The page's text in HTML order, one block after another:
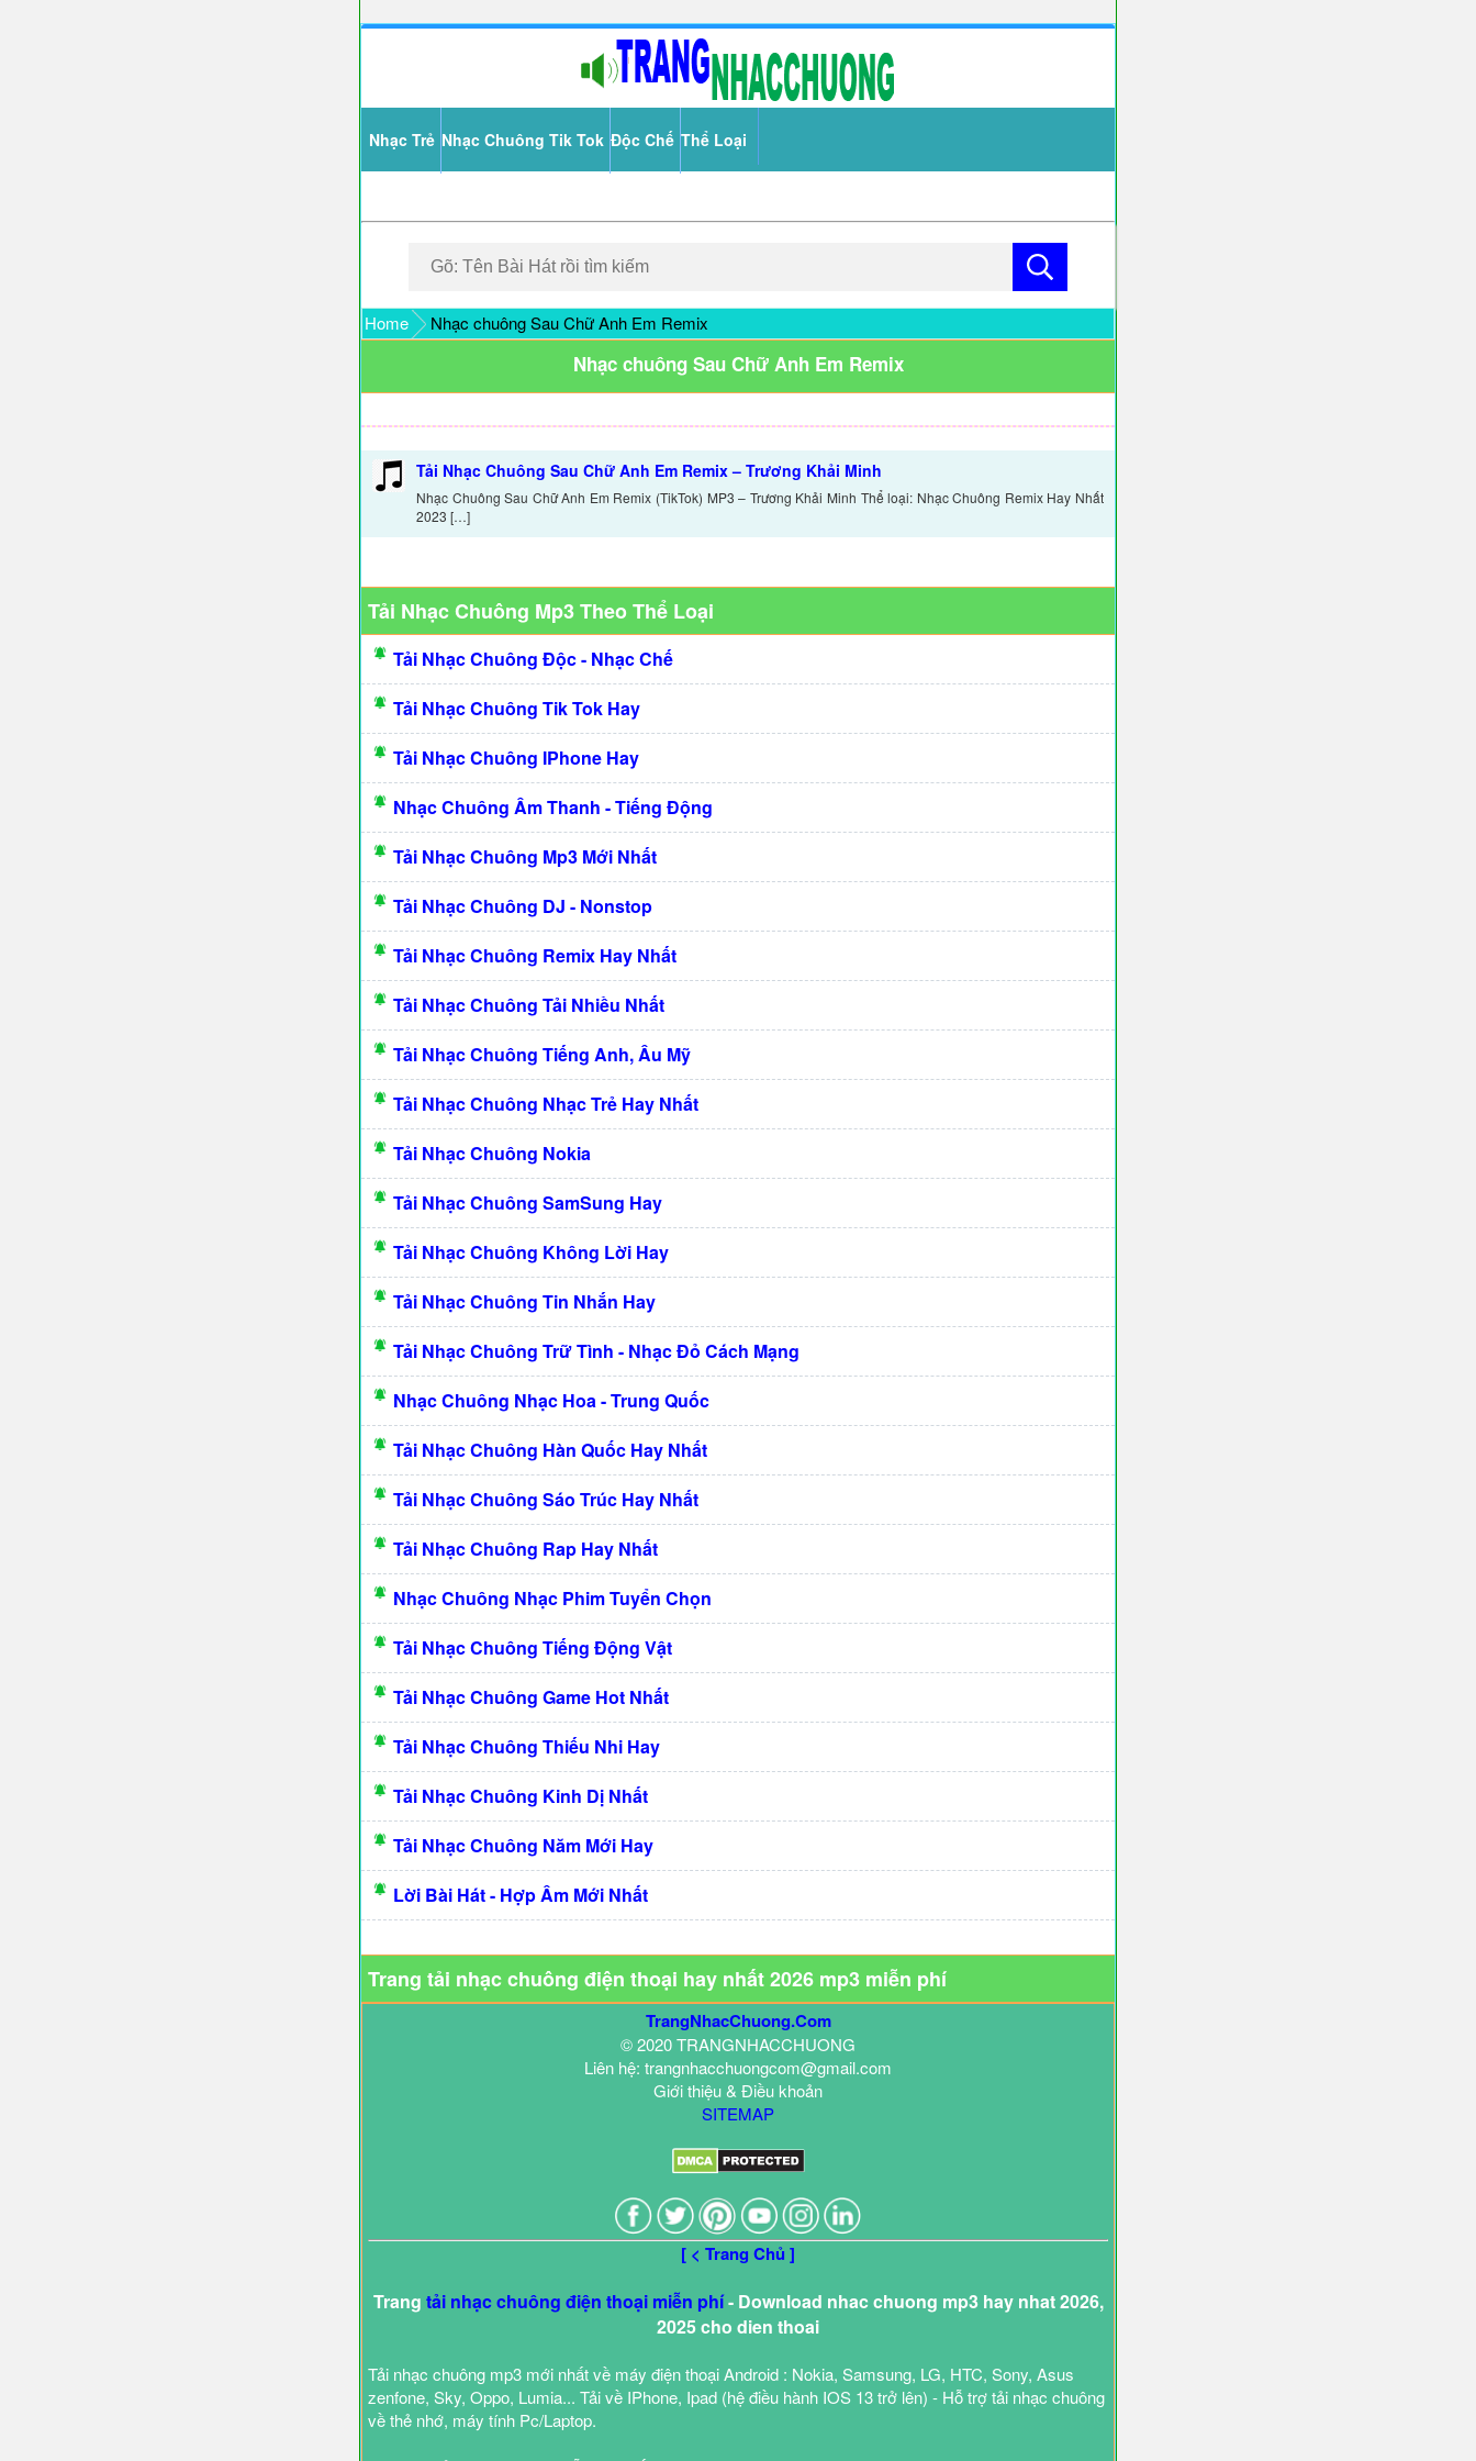
Nhạc Trẻ Nhạc Chuông Tik Tok Độc Chế Thể Loại
Home Nhạc chuông Sau Chữ Anh Em Remix
Nhạc chuông Sau Chữ Anh Em Remix
Tải Nhạc Chuông Sau Chữ Anh Em Remix – Trương Khải Minh
Nhạc Chuông Sau Chữ Anh Em Remix (TikTok) MP3 – Trương Khải Minh Thể loại: Nhạc Chuông Remix Hay Nhất
2023 […]
Tải Nhạc Chuông Mp3 Theo Thể Loại
Tải Nhạc Chuông Độc - Nhạc Chế
Tải Nhạc Chuông Tik Tok Hay
Tải Nhạc Chuông IPhone Hay
Nhạc Chuông Âm Thanh - Tiếng Động
Tải Nhạc Chuông Mp3 Mới Nhất
Tải Nhạc Chuông DJ - Nonstop
Tải Nhạc Chuông Remix Hay Nhất
Tải Nhạc Chuông Tải Nhiều Nhất
Tải Nhạc Chuông Tiếng Anh, Âu Mỹ
Tải Nhạc Chuông Nhạc Trẻ Hay Nhất
Tải Nhạc Chuông Nokia
Tải Nhạc Chuông SamSung Hay
Tải Nhạc Chuông Không Lời Hay
Tải Nhạc Chuông Tin Nhắn Hay
Tải Nhạc Chuông Trữ Tình - Nhạc Đỏ Cách Mạng
Nhạc Chuông Nhạc Hoa - Trung Quốc
Tải Nhạc Chuông Hàn Quốc Hay Nhất
Tải Nhạc Chuông Sáo Trúc Hay Nhất
Tải Nhạc Chuông Rap Hay Nhất
Nhạc Chuông Nhạc Phim Tuyển Chọn
Tải Nhạc Chuông Tiếng Động Vật
Tải Nhạc Chuông Game Hot Nhất
Tải Nhạc Chuông Thiếu Nhi Hay
Tải Nhạc Chuông Kinh Dị Nhất
Tải Nhạc Chuông Năm Mới Hay
Lời Bài Hát - Hợp Âm Mới Nhất
Trang tải nhạc chuông điện thoại hay nhất 2026 mp3 miễn phí
TrangNhacChuong.Com
© 2020 TRANGNHACCHUONG
Liên hệ: trangnhacchuongcom@gmail.com
Giới thiệu & Điều khoản
SITEMAP
[ < Trang Chủ ]
Trang tải nhạc chuông điện thoại miễn phí- Download nhac chuong mp3 hay nhat 2026,
2025 cho dien thoai
Tải nhạc chuông mp3 mới nhất về máy điện thoại Android : Nokia, Samsung, LG, HTC, Sony, Asus
zenfone, Sky, Oppo, Lumia... Tải về IPhone, Ipad (hệ điều hành IOS 13 trở lên) - Hỗ trợ tải nhạc chuông
về thẻ nhớ, máy tính Pc/Laptop.